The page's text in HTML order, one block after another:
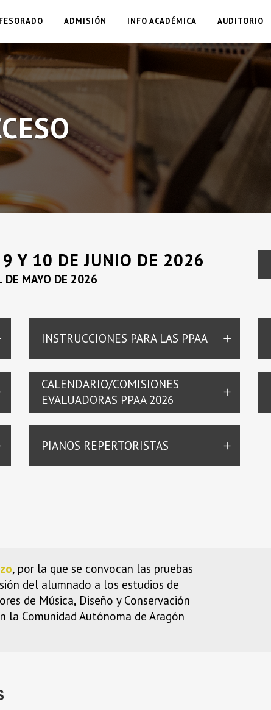
ADMISIÓN INFO ACADÉMICA AUDITORIO
Y 10 DE JUNIO DE 2026
DE MAYO DE 2026
INSTRUCCIONES PARA LAS PPAA
CALENDARIO/COMISIONES
EVALUADORAS PPAA 2026
PIANOS REPERTORISTAS
, por la que se convocan las pruebas
del alumnado a los estudios de
de Música, Diseño y Conservación
la Comunidad Autónoma de Aragón